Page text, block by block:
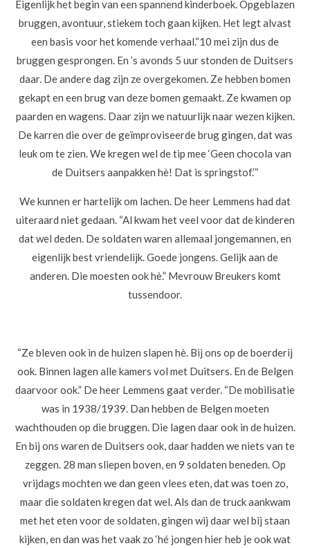
Eigenlijk het begin van een spannend kinderboek. Opgeblazen
bruggen, avontuur, stiekem toch gaan kijken. Het legt alvast
een basis voor het komende verhaal.“10 mei zijn dus de
bruggen gesprongen. En ’s avonds 5 uur stonden de Duitsers
daar. De andere dag zijn ze overgekomen. Ze hebben bomen
gekapt en een brug van deze bomen gemaakt. Ze kwamen op
paarden en wagens. Daar zijn we natuurlijk naar wezen kijken.
De karren die over de geïmproviseerde brug gingen, dat was
leuk om te zien. We kregen wel de tip mee ‘Geen chocola van
de Duitsers aanpakken hè! Dat is springstof.’”
We kunnen er hartelijk om lachen. De heer Lemmens had dat
uiteraard niet gedaan. “Al kwam het veel voor dat de kinderen
dat wel deden. De soldaten waren allemaal jongemannen, en
eigenlijk best vriendelijk. Goede jongens. Gelijk aan de
anderen. Die moesten ook hè.” Mevrouw Breukers komt
tussendoor.
“Ze bleven ook in de huizen slapen hè. Bij ons op de boerderij
ook. Binnen lagen alle kamers vol met Duitsers. En de Belgen
daarvoor ook.” De heer Lemmens gaat verder. “De mobilisatie
was in 1938/1939. Dan hebben de Belgen moeten
wachthouden op die bruggen. Die lagen daar ook in de huizen.
En bij ons waren de Duitsers ook, daar hadden we niets van te
zeggen. 28 man sliepen boven, en 9 soldaten beneden. Op
vrijdags mochten we dan geen vlees eten, dat was toen zo,
maar die soldaten kregen dat wel. Als dan de truck aankwam
met het eten voor de soldaten, gingen wij daar wel bij staan
kijken, en dan was het vaak zo ‘hé jongen hier heb je ook wat